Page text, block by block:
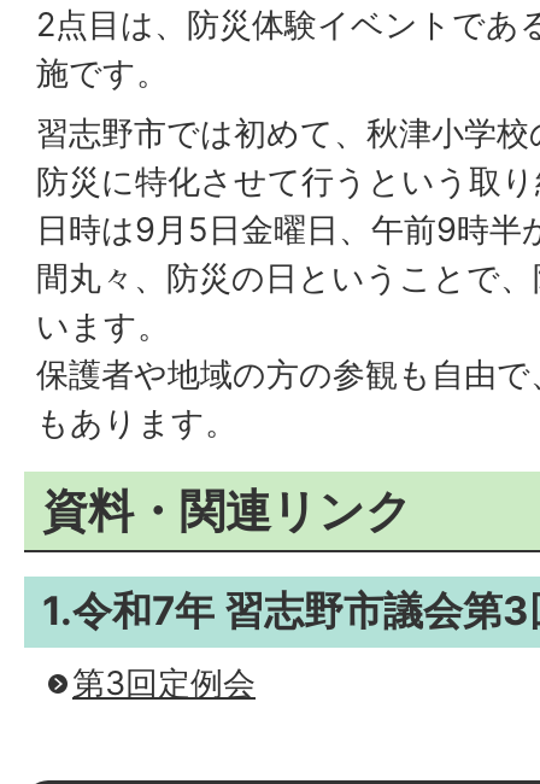
2点目は、防災体験イベントであ
施です。
習志野市では初めて、秋津小学
防災に特化させて行うという取
日時は9月5日金曜日、午前9時
間丸々、防災の日ということで
います。
保護者や地域の方の参観も自由
もあります。
資料・関連リンク
1.令和7年 習志野市議会第
第3回定例会